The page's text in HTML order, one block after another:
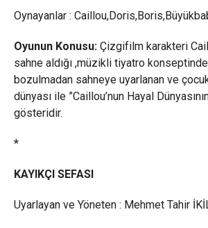
Oynayanlar :
Oyunun Konusu:Çizgifilm karakteri
sahne aldığı ,müzikli tiyatro
bozulmadan sahneye uyarlanan ve
dünyası ile ”Caillou’nun Hayal
gösteridir.
*
KAYIKÇI SEFASI
Uyarlayan ve Yöneten : Mehmet Tahir